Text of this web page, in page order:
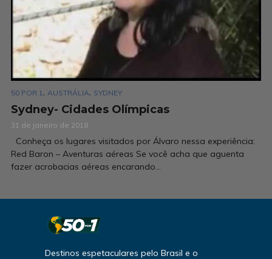
50 POR 1 , AUSTRÁLIA, SYDNEY
Sydney- Cidades Olímpicas
31 de janeiro de 2018
Conheça os lugares visitados por Álvaro nessa experiência:
Red Baron – Aventuras aéreas Se você acha que aguenta
fazer acrobacias aéreas encarando...
Destinos espetaculares pelo Brasil e o